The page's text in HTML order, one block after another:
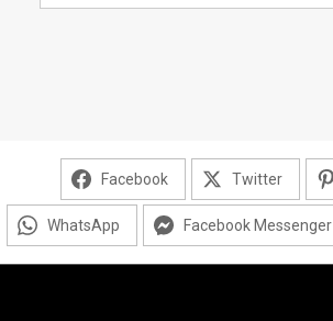
Facebook Twitter
WhatsApp Facebook Messenger